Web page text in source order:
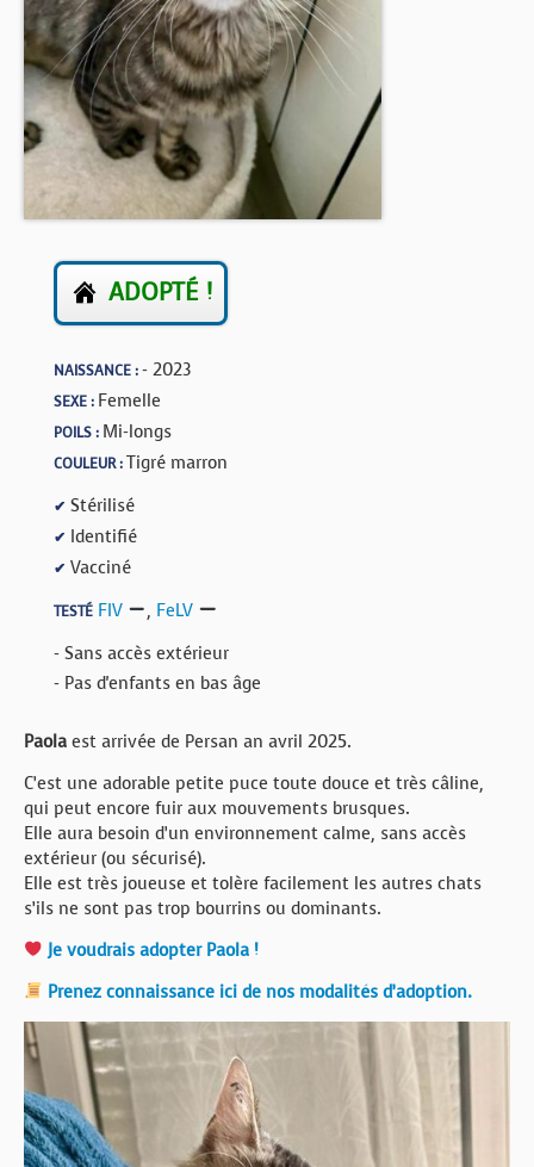
BOUTIQUE
FORUM
ADOPTÉ !
NAISSANCE :- 2023
SEXE : Femelle
POILS : Mi-longs
COULEUR :Tigré marron
✔ Stérilisé
✔ Identifié
✔ Vacciné
TESTÉ FIV , FeLV
- Sans accès extérieur
- Pas d'enfants en bas âge
Paola est arrivée de Persan an avril 2025.
C’est une adorable petite puce toute douce et très câline,
qui peut encore fuir aux mouvements brusques.
Elle aura besoin d’un environnement calme, sans accès
extérieur (ou sécurisé).
Elle est très joueuse et tolère facilement les autres chats
s’ils ne sont pas trop bourrins ou dominants.
Je voudrais adopter Paola !
Prenez connaissance ici de nos modalités d’adoption.